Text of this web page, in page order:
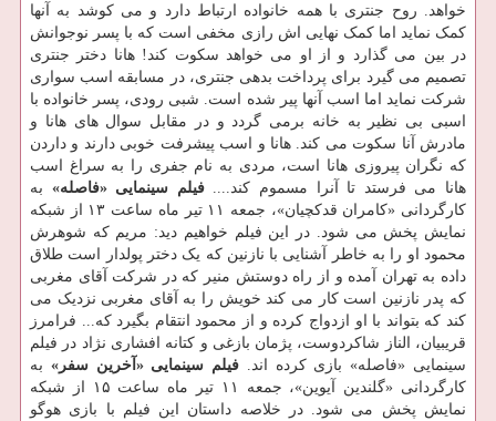
خواهد. روح جنتری با همه خانواده ارتباط دارد و می کوشد به آنها
کمک نماید اما کمک نهایی اش رازی مخفی است که با پسر نوجوانش
در بین می گذارد و از او می خواهد سکوت کند! هانا دختر جنتری
تصمیم می گیرد برای پرداخت بدهی جنتری، در مسابقه اسب سواری
شرکت نماید اما اسب آنها پیر شده است. شبی رودی، پسر خانواده با
اسبی بی نظیر به خانه برمی گردد و در مقابل سوال های هانا و
مادرش آنا سکوت می کند. هانا و اسب پیشرفت خوبی دارند و داردن
که نگران پیروزی هانا است، مردی به نام جفری را به سراغ اسب
هانا می فرستد تا آنرا مسموم کند....فیلم سینمایی «فاصله» به
کارگردانی «کامران قدکچیان»، جمعه ۱۱ تیر ماه ساعت ۱۳ از شبکه
نمایش پخش می شود. در این فیلم خواهیم دید: مریم که شوهرش
محمود او را به خاطر آشنایی با نازنین که یک دختر پولدار است طلاق
داده به تهران آمده و از راه دوستش منیر که در شرکت آقای مغربی
که پدر نازنین است کار می کند خویش را به آقای مغربی نزدیک می
کند که بتواند با او ازدواج کرده و از محمود انتقام بگیرد که... فرامرز
قریبیان، الناز شاکردوست، پژمان بازغی و کتانه افشاری نژاد در فیلم
سینمایی «فاصله» بازی کرده اند. فیلم سینمایی «آخرین سفر» به
کارگردانی «گلندین آیوین»، جمعه ۱۱ تیر ماه ساعت ۱۵ از شبکه
نمایش پخش می شود. در خلاصه داستان این فیلم با بازی هوگو